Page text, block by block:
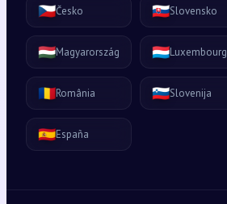
🇨🇿Česko 🇸🇰Slovensko
🇭🇺Magyarország 🇱🇺Luxembourg
🇷🇴România 🇸🇮Slovenija
🇪🇸España